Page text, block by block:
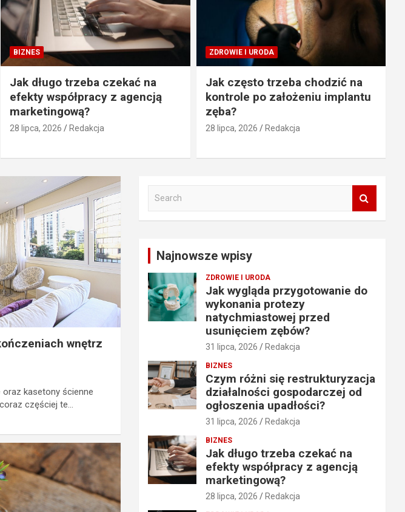
BIZNES
Jak długo trzeba czekać na
efekty współpracy z agencją
marketingową?
28 lipca, 2026 Redakcja
ZDROWIE I URODA
Jak często trzeba chodzić na
kontrole po założeniu implantu
zęba?
28 lipca, 2026 Redakcja
wnętrz
oraz kasetony ścienne
częściej te…
Najnowsze wpisy
ZDROWIE I URODA
Jak wygląda przygotowanie do
wykonania protezy
natychmiastowej przed
usunięciem zębów?
31 lipca, 2026 Redakcja
BIZNES
Czym różni się restrukturyzacja
działalności gospodarczej od
ogłoszenia upadłości?
31 lipca, 2026 Redakcja
BIZNES
Jak długo trzeba czekać na
efekty współpracy z agencją
marketingową?
28 lipca, 2026 Redakcja